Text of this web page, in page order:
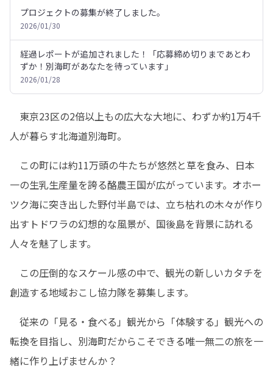
プロジェクトの募集が終了しました。
2026/01/30
経過レポートが追加されました！「応募締め切りまであとわ
ずか！別海町があなたを待っています」
2026/01/28
東京23区の2倍以上もの広大な大地に、わずか約1万4千
人が暮らす北海道別海町。
この町には約11万頭の牛たちが悠然と草を食み、日本
一の生乳生産量を誇る酪農王国が広がっています。オホー
ツク海に突き出した野付半島では、立ち枯れの木々が作り
出すトドワラの幻想的な風景が、国後島を背景に訪れる
人々を魅了します。
この圧倒的なスケール感の中で、観光の新しいカタチを
創造する地域おこし協力隊を募集します。
従来の「見る・食べる」観光から「体験する」観光への
転換を目指し、別海町だからこそできる唯一無二の旅を一
緒に作り上げませんか？